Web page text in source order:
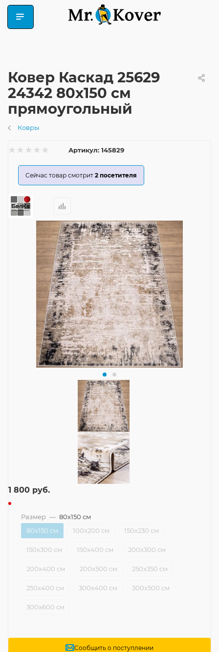
Ковер Каскад 25629
24342 80x150 см
прямоугольный
Ковры
Артикул: 145829
Сейчас товар смотрит 2 посетителя
1 800 руб.
Размер — 80x150 см
80x150 см
100x200 см 150x230 см
150x300 см 150x400 см 200x300 см
200x400 см 200x500 см 250x350 см
250x400 см 300x400 см 300x500 см
300x600 см
Сообщить о поступлении